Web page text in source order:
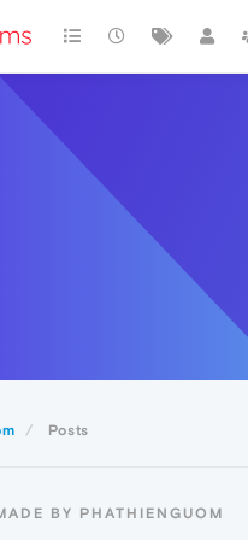
Posts
BY PHATHIENGUOM